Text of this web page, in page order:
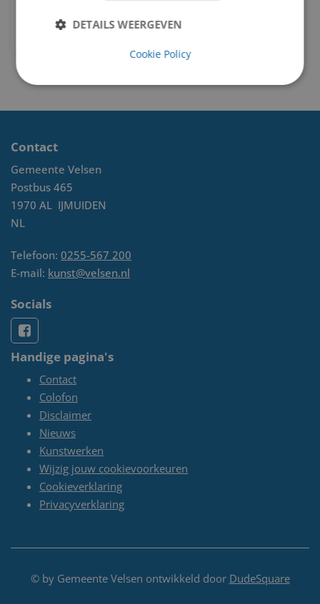
Severinus Aren Antonius (Sjoerd) Braber
Contact
Gemeente Velsen
Postbus 465
1970 AL IJMUIDEN
NL
Telefoon: 0255-567 200
E-mail: kunst@velsen.nl
Socials
Handige pagina's
Contact
Colofon
Disclaimer
Nieuws
Kunstwerken
Wijzig jouw cookievoorkeuren
Cookieverklaring
Privacyverklaring
© by Gemeente Velsen ontwikkeld door DudeSquare
DETAILS WEERGEVEN
Cookie Policy